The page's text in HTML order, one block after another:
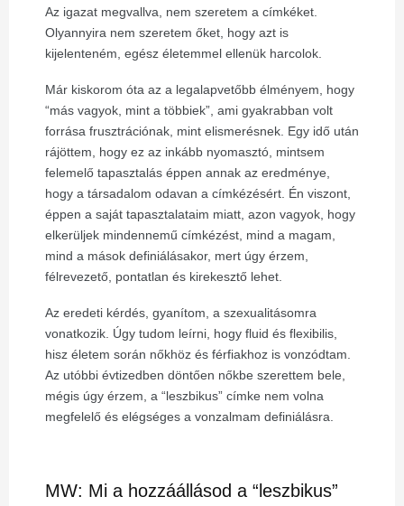
Az igazat megvallva, nem szeretem a címkéket.
Olyannyira nem szeretem őket, hogy azt is
kijelenteném, egész életemmel ellenük harcolok.
Már kiskorom óta az a legalapvetőbb élményem, hogy
“más vagyok, mint a többiek”, ami gyakrabban volt
forrása frusztrációnak, mint elismerésnek. Egy idő után
rájöttem, hogy ez az inkább nyomasztó, mintsem
felemelő tapasztalás éppen annak az eredménye,
hogy a társadalom odavan a címkézésért. Én viszont,
éppen a saját tapasztalataim miatt, azon vagyok, hogy
elkerüljek mindennemű címkézést, mind a magam,
mind a mások definiálásakor, mert úgy érzem,
félrevezető, pontatlan és kirekesztő lehet.
Az eredeti kérdés, gyanítom, a szexualitásomra
vonatkozik. Úgy tudom leírni, hogy fluid és flexibilis,
hisz életem során nőkhöz és férfiakhoz is vonzódtam.
Az utóbbi évtizedben döntően nőkbe szerettem bele,
mégis úgy érzem, a “leszbikus” címke nem volna
megfelelő és elégséges a vonzalmam definiálásra.
MW: Mi a hozzáállásod a “leszbikus”